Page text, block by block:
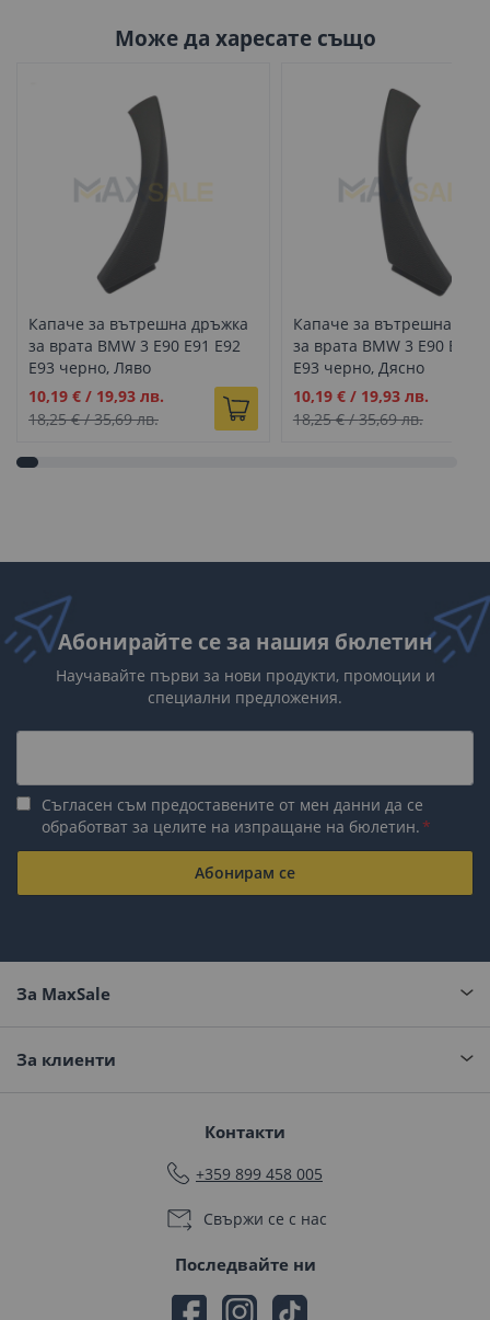
Може да харесате също
Капаче за вътрешна дръжка
за врата BMW 3 E90 E91 E92
E93 черно, Ляво
Промо
цена
10,19 € / 19,93 лв.
18,25 €/35,69 лв.
Капаче за вътрешна
за врата BMW 3 E90 E91
E93 черно, Дясно
Промо
цена
10,19 €/ 19,93 лв.
18,25 €/35,69 лв.
Абонирайте се за нашия бюлетин
Научавайте първи за нови продукти, промоции и
специални предложения.
Съгласен съм предоставените от мен данни да се
обработват за целите на изпращане на бюлетин.
Абонирам се
За MaxSale
За клиенти
Контакти
+359 899 458 005
Свържи се с нас
Последвайте ни